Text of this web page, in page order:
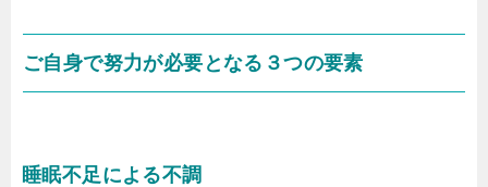
ご自身で努力が必要となる３つの要素
睡眠不足による不調